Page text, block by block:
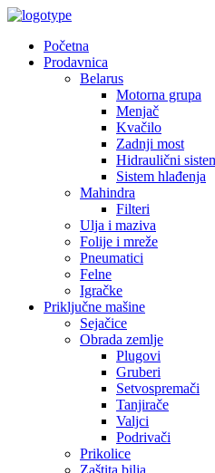
Početna
Prodavnica
Belarus
Motorna grupa
Menjač
Kvačilo
Zadnji most
Hidraulični
Sistem hlađenja
Mahindra
Filteri
Ulja i maziva
Folije i mreže
Pneumatici
Felne
Igračke
Priključne mašine
Sejačice
Obrada zemlje
Plugovi
Gruberi
Setvospremači
Tanjirače
Valjci
Podrivači
Prikolice
Zaštita bilja